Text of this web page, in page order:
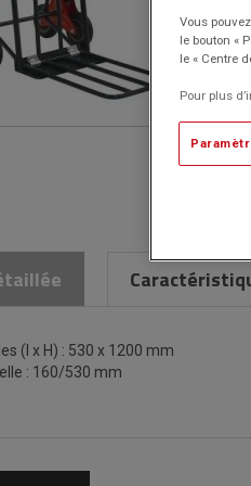
(l x H) : 530 x 1200 mm
: 160/530 mm
Vous
le bouton «
le « Centre
Pour plus